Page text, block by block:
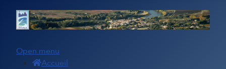
Open menu
Accueil